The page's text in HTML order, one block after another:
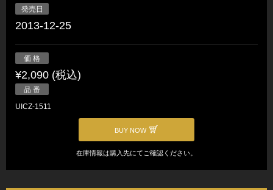
発売日
2013-12-25
価 格
¥2,090 (税込)
品 番
UICZ-1511
BUY NOW
在庫情報は購入先にてご確認ください。